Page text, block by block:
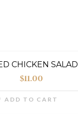
CHICKEN SALAD
$11.00
ADD TO CART